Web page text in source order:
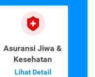
Asuransi Jiwa &
Kesehatan
Lihat Detail